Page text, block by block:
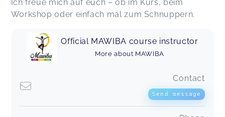
gefallen und ich bin mir sicher, dass ich einige
Zeichen in unseren Alltag integriere. Beste Grüße
Babyzeichensprache
Mawiba - Tanzen für Frauen & (werdende) Mamas
Sascha, Feb 03
Ich freue mich auf euch – ob im Kurs, beim
Workshop oder einfach mal zum Schnuppern.
Official MAWIBA course instructor
More about MAWIBA
Contact
Send message